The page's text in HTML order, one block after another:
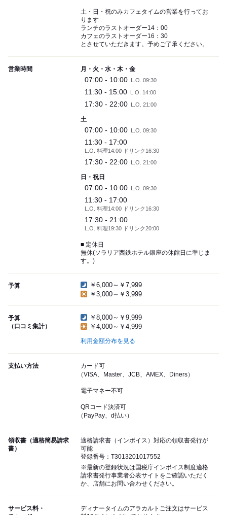
土・日・祝のみカフェタイムの営業を行ってお
ります
ランチのラストオーダー14：00
カフェのラストオーダー16：30
とさせていただきます。予めご了承ください。
営業時間 月・火・水・木・金
07:00 - 10:00 L.O. 09:30
11:30 - 15:00 L.O. 14:00
17:30 - 22:00 L.O. 21:00
土
07:00 - 10:00 L.O. 09:30
11:30 - 17:00
L.O. 料理14:00 ドリンク16:30
17:30 - 22:00 L.O. 21:00
日・祝日
07:00 - 10:00 L.O. 09:30
11:30 - 17:00
L.O. 料理14:00 ドリンク16:30
17:30 - 21:00
L.O. 料理19:30 ドリンク20:00
■ 定休日
無休(ソラリア西鉄ホテル銀座の休館日に準じま
す。)
予算
￥6,000～￥7,999
￥3,000～￥3,999
予算
（口コミ集計）
￥8,000～￥9,999
￥4,000～￥4,999
利用金額分布を見る
支払い方法
カード可
（VISA、Master、JCB、AMEX、Diners）
電子マネー不可
QRコード決済可
（PayPay、d払い）
領収書（適格簡易請求
書）
適格請求書（インボイス）対応の領収書発行が
可能
登録番号：T3013201017552
※最新の登録状況は国税庁インボイス制度適格
請求書発行事業者公表サイトをご確認いただく
か、店舗にお問い合わせください。
サービス料・
ディナータイムのアラカルトご注文はサービス